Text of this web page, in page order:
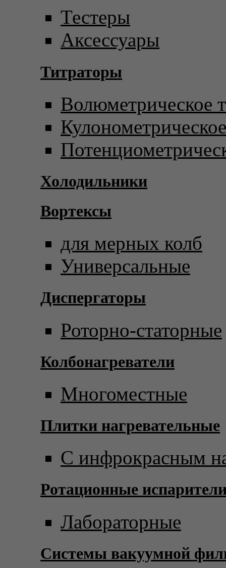
Тестеры
Аксессуары
Титраторы
Волюметрическое
Холодильники
Вортексы
для мерных колб
Универсальные
Диспергаторы
Роторно-статорные
Колбонагреватели
Многоместные
Плитки нагревательные
С инфрокрасным
Ротационные
Лабораторные
Системы вакуумной